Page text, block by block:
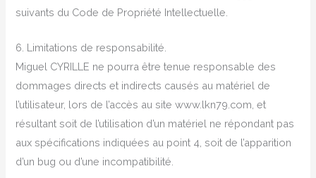
suivants du Code de Propriété Intellectuelle.
6. Limitations de responsabilité.
Miguel CYRILLE ne pourra être tenue responsable des
dommages directs et indirects causés au matériel de
l’utilisateur, lors de l’accès au site www.lkn79.com, et
résultant soit de l’utilisation d’un matériel ne répondant pas
aux spécifications indiquées au point 4, soit de l’apparition
d’un bug ou d’une incompatibilité.